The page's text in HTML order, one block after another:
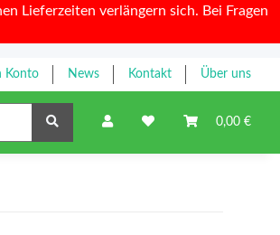
Lieferzeiten verlängern sich. Bei Fragen
Konto News Kontakt Über uns
0,00 €